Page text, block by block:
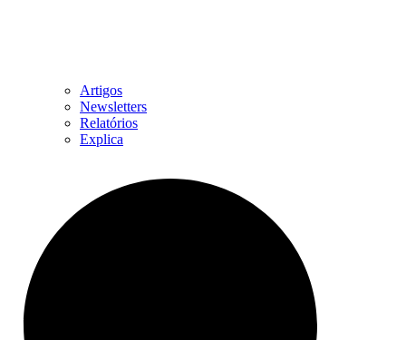
Artigos
Newsletters
Relatórios
Explica